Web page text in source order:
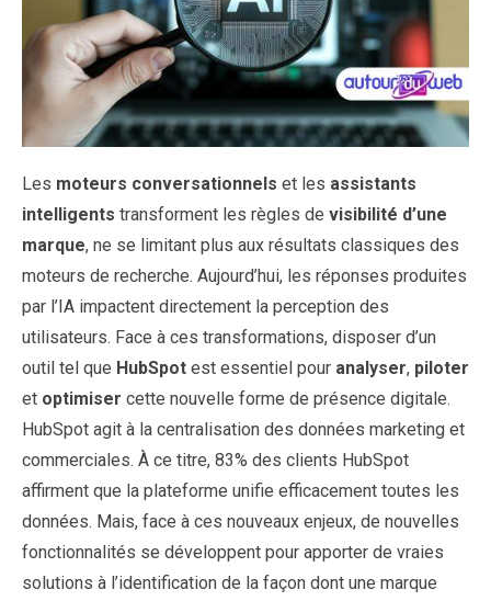
Les moteurs conversationnels et les assistants
intelligents transforment les règles de visibilité d’une
marque, ne se limitant plus aux résultats classiques des
moteurs de recherche. Aujourd’hui, les réponses produites
par l’IA impactent directement la perception des
utilisateurs. Face à ces transformations, disposer d’un
outil tel que HubSpot est essentiel pour analyser, piloter
et optimiser cette nouvelle forme de présence digitale.
HubSpot agit à la centralisation des données marketing et
commerciales. À ce titre, 83% des clients HubSpot
affirment que la plateforme unifie efficacement toutes les
données. Mais, face à ces nouveaux enjeux, de nouvelles
fonctionnalités se développent pour apporter de vraies
solutions à l’identification de la façon dont une marque